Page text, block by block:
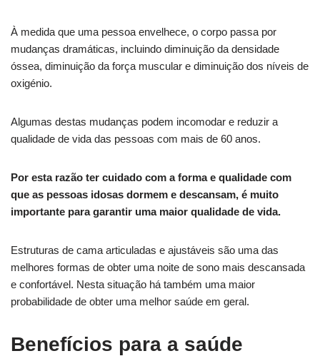
À medida que uma pessoa envelhece, o corpo passa por
mudanças dramáticas, incluindo diminuição da densidade
óssea, diminuição da força muscular e diminuição dos níveis de
oxigénio.
Algumas destas mudanças podem incomodar e reduzir a
qualidade de vida das pessoas com mais de 60 anos.
Por esta razão ter cuidado com a forma e qualidade com
que as pessoas idosas dormem e descansam, é muito
importante para garantir uma maior qualidade de vida.
Estruturas de cama articuladas e ajustáveis são uma das
melhores formas de obter uma noite de sono mais descansada
e confortável. Nesta situação há também uma maior
probabilidade de obter uma melhor saúde em geral.
Benefícios para a saúde